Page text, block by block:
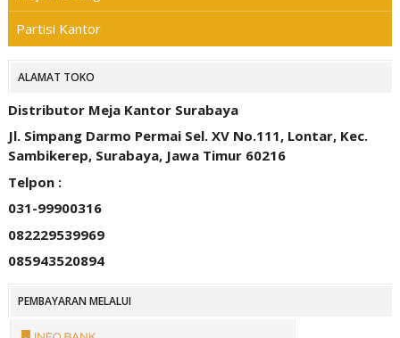
Partisi Kantor
ALAMAT TOKO
Distributor Meja Kantor Surabaya
Jl. Simpang Darmo Permai Sel. XV No.111, Lontar, Kec.
Sambikerep, Surabaya, Jawa Timur 60216
Telpon :
031-99900316
082229539969
085943520894
PEMBAYARAN MELALUI